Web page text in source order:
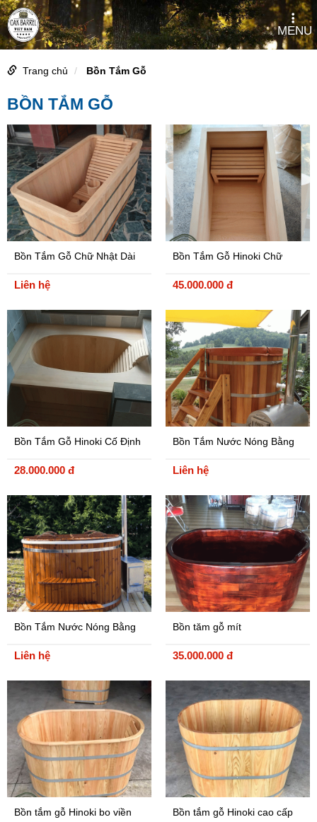
MENU
Trang chủ Bồn Tắm Gỗ
BỒN TẮM GỖ
Bồn Tắm Gỗ Chữ Nhật Dài
Liên hệ
Bồn Tắm Gỗ Hinoki Chữ
45.000.000 đ
Bồn Tắm Gỗ Hinoki Cố Định
28.000.000 đ
Bồn Tắm Nước Nóng Bằng
Liên hệ
Bồn Tắm Nước Nóng Bằng
Liên hệ
Bồn tăm gỗ mít
35.000.000 đ
Bồn tắm gỗ Hinoki bo viền Bồn tắm gỗ Hinoki cao cấp